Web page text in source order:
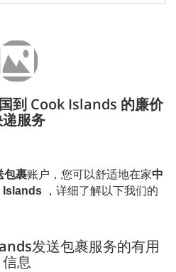
到 Cook Islands 的廉价
服务
包裹账户，您可以舒适地在家中
Islands ，详细了解以下我们的
发送包裹服务的有用
信息